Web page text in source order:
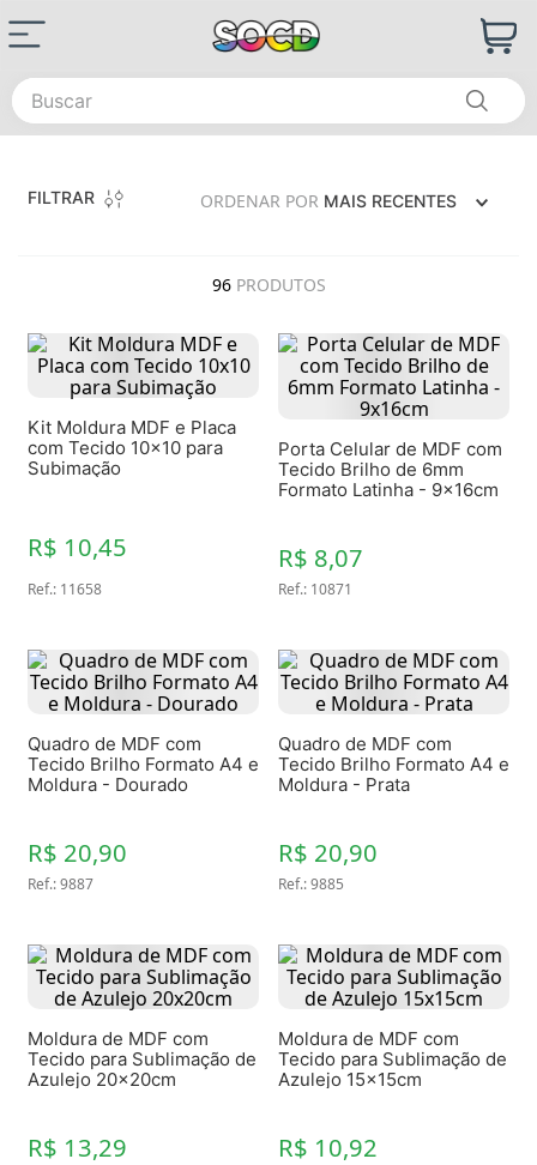
Buscar
ORDENAR POR MAIS RECENTES
FILTRAR
96 PRODUTOS
Kit Moldura MDF e Placa
com Tecido 10x10 para
Subimação
R$ 10,45
Ref.: 11658
Porta Celular de MDF com
Tecido Brilho de 6mm
Formato Latinha - 9x16cm
R$ 8,07
Ref.: 10871
Quadro de MDF com
Tecido Brilho Formato A4 e
Moldura - Dourado
R$ 20,90
Ref.:9887
Quadro de MDF com
Tecido Brilho Formato A4 e
Moldura - Prata
R$ 20,90
Ref.:9885
Moldura de MDF com
Tecido para Sublimação de
Azulejo 20x20cm
R$ 13,29
Moldura de MDF com
Tecido para Sublimação de
Azulejo 15x15cm
R$ 10,92